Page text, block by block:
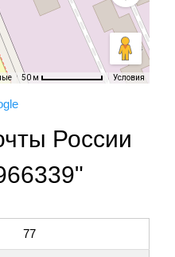
50 м Условия
России
77